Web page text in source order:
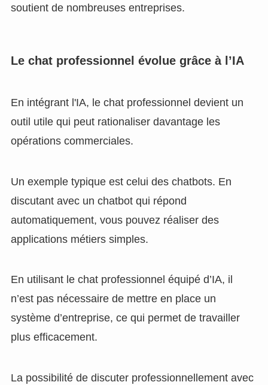
soutient de nombreuses entreprises.
Le chat professionnel évolue grâce à l’IA
En intégrant l'IA, le chat professionnel devient un
outil utile qui peut rationaliser davantage les
opérations commerciales.
Un exemple typique est celui des chatbots. En
discutant avec un chatbot qui répond
automatiquement, vous pouvez réaliser des
applications métiers simples.
En utilisant le chat professionnel équipé d’IA, il
n’est pas nécessaire de mettre en place un
système d’entreprise, ce qui permet de travailler
plus efficacement.
La possibilité de discuter professionnellement avec